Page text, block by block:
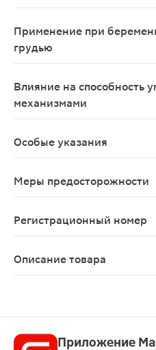
Применение при
грудью
Влияние на способность
механизмами
Особые указания
Меры предосторожности
Регистрационный номер
Описание товара
Приложение